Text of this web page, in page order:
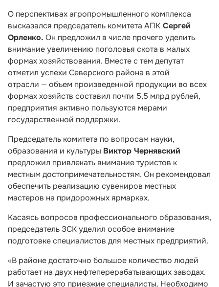
О перспективах агропромышленного комплекса
высказался председатель комитета АПК Сергей
Орленко. Он предложил в числе прочего уделить
внимание увеличению поголовья скота в малых
формах хозяйствования. Вместе с тем депутат
отметил успехи Северского района в этой
отрасли — объем произведенной продукции во всех
формах хозяйств составил почти 5,5 млрд рублей,
предприятия активно пользуются мерами
государственной поддержки.
Председатель комитета по вопросам науки,
образования и культуры Виктор Чернявский
предложил привлекать внимание туристов к
местным достопримечательностям. Он рекомендовал
обеспечить реализацию сувениров местных
мастеров на придорожных ярмарках.
Касаясь вопросов профессионального образования,
председатель ЗСК уделил особое внимание
подготовке специалистов для местных предприятий.
«В районе достаточно большое количество людей
работает на двух нефтеперерабатывающих заводах.
И зачастую это приезжие специалисты. Необходимо